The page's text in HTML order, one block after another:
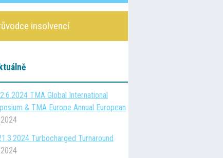
insolvencí
TMA Global International
& TMA Europe Annual European
Turbocharged Turnaround